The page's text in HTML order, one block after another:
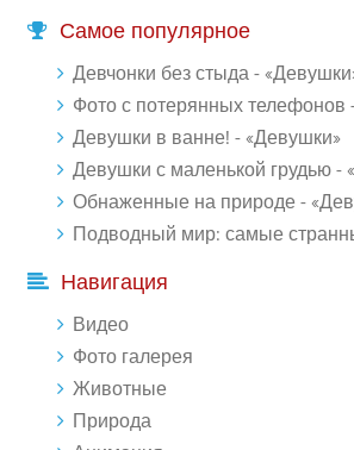
Самое популярное
Девчонки без стыда -
Фото с потерянных телефонов
Девушки в ванне! - «Девушки»
Девушки с маленькой грудью -
Обнаженные на природе -
Подводный мир: самые странные обитатели
Навигация
Видео
Фото галерея
Животные
Природа